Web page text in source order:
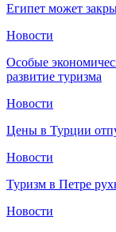
Египет может
Новости
Особые
развитие туризма
Новости
Цены в Турции
Новости
Туризм в Петре
Новости